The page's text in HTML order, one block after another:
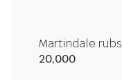
Martindale rubs
20,000